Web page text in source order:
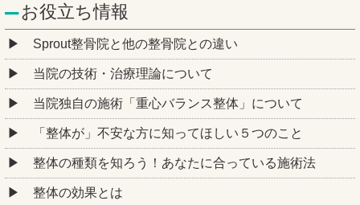
お役立ち情報
Sprout整骨院と他の整骨院との違い
当院の技術・治療理論について
当院独自の施術「重心バランス整体」について
「整体が」不安な方に知ってほしい５つのこと
整体の種類を知ろう！あなたに合っている施術法
整体の効果とは